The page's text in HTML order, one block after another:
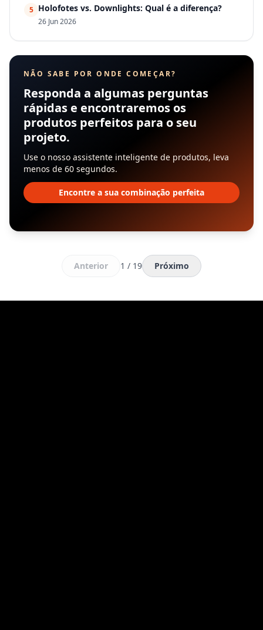
5 Holofotes vs. Downlights: Qual é a diferença?
26 Jun 2026
NÃO SABE POR ONDE COMEÇAR?
Responda a algumas perguntas
rápidas e encontraremos os
produtos perfeitos para o seu
projeto.
Use o nosso assistente inteligente de produtos, leva
menos de 60 segundos.
Encontre a sua combinação perfeita
Anterior 1 / 19 Próximo